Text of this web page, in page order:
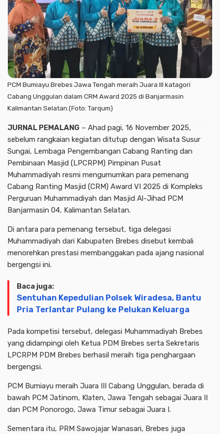
PCM Bumiayu Brebes Jawa Tengah meraih Juara III katagori
Cabang Unggulan dalam CRM Award 2025 di Banjarmasin
Kalimantan Selatan.(Foto: Tarqum)
JURNAL PEMALANG – Ahad pagi, 16 November 2025,
sebelum rangkaian kegiatan ditutup dengan Wisata Susur
Sungai, Lembaga Pengembangan Cabang Ranting dan
Pembinaan Masjid (LPCRPM) Pimpinan Pusat
Muhammadiyah resmi mengumumkan para pemenang
Cabang Ranting Masjid (CRM) Award VI 2025 di Kompleks
Perguruan Muhammadiyah dan Masjid Al-Jihad PCM
Banjarmasin 04, Kalimantan Selatan.
Di antara para pemenang tersebut, tiga delegasi
Muhammadiyah dari Kabupaten Brebes disebut kembali
menorehkan prestasi membanggakan pada ajang nasional
bergengsi ini.
Baca juga:
Sentuhan Kepedulian Polsek Wiradesa, Bantu
Pria Terlantar Pulang ke Pelukan Keluarga
Pada kompetisi tersebut, delegasi Muhammadiyah Brebes
yang didampingi oleh Ketua PDM Brebes serta Sekretaris
LPCRPM PDM Brebes berhasil meraih tiga penghargaan
bergengsi.
PCM Bumiayu meraih Juara III Cabang Unggulan, berada di
bawah PCM Jatinom, Klaten, Jawa Tengah sebagai Juara II
dan PCM Ponorogo, Jawa Timur sebagai Juara I.
Sementara itu, PRM Sawojajar Wanasari, Brebes juga